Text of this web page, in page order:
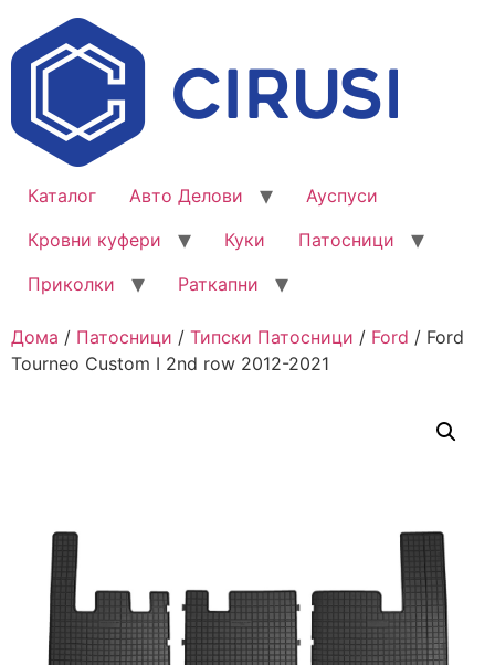
Каталог Авто Делови
Ауспуси
Кровни куфери
Куки
Патосници
Приколки
Раткапни
Дома / Патосници / Типски Патосници / Ford / Ford
Tourneo Custom I 2nd row 2012-2021